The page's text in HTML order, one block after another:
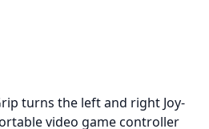
turns the left and right Joy-
video game controller